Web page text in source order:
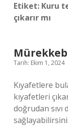
Etiket: Kuru
çıkarır mı
Tarih: Ekim 1, 2024
Kıyafetlere
kıyafetleri
doğrudan